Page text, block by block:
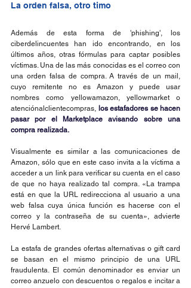
La orden falsa, otro timo
Además de esta forma de 'phishing', los
ciberdelincuentes han ido encontrando, en los
últimos años, otras fórmulas para captar posibles
víctimas. Una de las más conocidas es el correo con
una orden falsa de compra. A través de un mail,
cuyo remitente no es Amazon y puede usar
nombres como yellowamazon, yellowmarket o
atenciónalclientecompras, los estafadores se hacen
pasar por el Marketplace avisando sobre una
compra realizada.
Visualmente es similar a las comunicaciones de
Amazon, sólo que en este caso invita a la víctima a
acceder a un link para verificar su cuenta en el caso
de que no haya realizado tal compra. «La trampa
está en que la URL redirecciona al usuario a una
web falsa cuya única función es hacerse con el
correo y la contraseña de su cuenta», advierte
Hervé Lambert.
La estafa de grandes ofertas alternativas o gift card
se basan en el mismo principio de una URL
fraudulenta. El común denominador es enviar un
correo anzuelo con descuentos o regalos e incitar a